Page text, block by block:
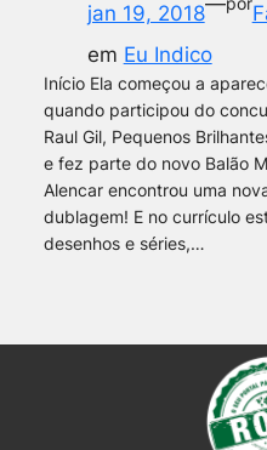
jan 19, 2018
em Eu Indico
Início Ela começou a
quando participou do
Raul Gil, Pequenos
e fez parte do novo Balão
Alencar encontrou uma
dublagem! E no currículo
desenhos e séries,…